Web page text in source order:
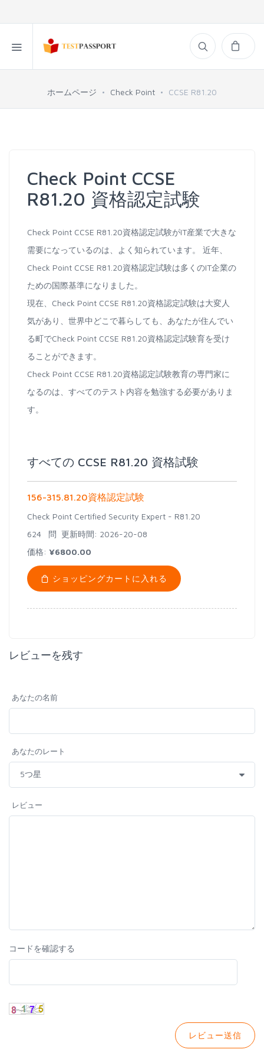
ホームページ Check Point CCSE R81.20
Check Point CCSE
R81.20 資格認定試験
Check Point CCSE R81.20資格認定試験がIT産業で大きな
需要になっているのは、よく知られています。 近年、
Check Point CCSE R81.20資格認定試験は多くのIT企業の
ための国際基準になりました。
現在、Check Point CCSE R81.20資格認定試験は大変人
気があり、世界中どこで暮らしても、あなたが住んでい
る町でCheck Point CCSE R81.20資格認定試験育を受け
ることができます。
Check Point CCSE R81.20資格認定試験教育の専門家に
なるのは、すべてのテスト内容を勉強する必要がありま
す。
すべての CCSE R81.20 資格試験
156-315.81.20資格認定試験
Check Point Certified Security Expert - R81.20
624 問 更新時間: 2026-20-08
価格: ¥6800.00
ショッピングカートに入れる
レビューを残す
あなたの名前
あなたのレート
レビュー
コードを確認する